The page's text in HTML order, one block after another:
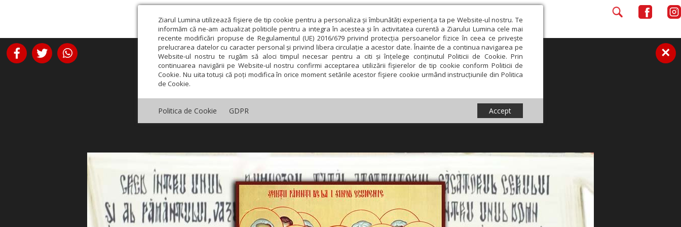
Ziarul Lumina utilizează fişiere de tip cookie pentru a personaliza și îmbunătăți experiența ta pe Website-ul nostru. Te
informăm că ne-am actualizat politicile pentru a integra în acestea și în activitatea curentă a Ziarului Lumina cele mai
recente modificări propuse de Regulamentul (UE) 2016/679 privind protecția persoanelor fizice în ceea ce privește
prelucrarea datelor cu caracter personal și privind libera circulație a acestor date. Înainte de a continua navigarea pe
Website-ul nostru te rugăm să aloci timpul necesar pentru a citi și înțelege conținutul Politicii de Cookie. Prin
continuarea navigării pe Website-ul nostru confirmi acceptarea utilizării fişierelor de tip cookie conform Politicii de
Cookie. Nu uita totuși că poți modifica în orice moment setările acestor fişiere cookie urmând instrucțiunile din Politica
de Cookie.
Politica de Cookie GDPR Accept
×